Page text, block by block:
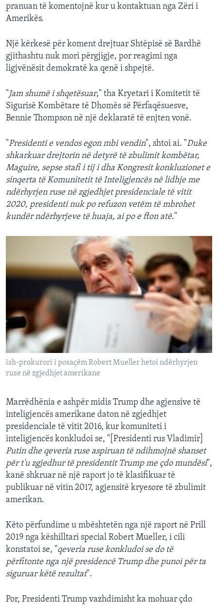
pranuan të komentojnë kur u kontaktuan nga Zëri i
Amerikës.
Një kërkesë për koment drejtuar Shtëpisë së Bardhë
gjithashtu nuk mori përgjigje, por reagimi nga
ligjvënësit demokratë ka qenë i shpejtë.
"Jam shumë i shqetësuar," tha Kryetari i Komitetit të
Sigurisë Kombëtare të Dhomës së Përfaqësuesve,
Bennie Thompson në një deklaratë të enjten vonë.
"Presidenti e vendos egon mbi vendin", shtoi ai. "Duke
shkarkuar drejtorin në detyrë të zbulimit kombëtar,
Maguire, sepse stafi i tij i dha Kongresit konkluzionet e
sinqerta të Komunitetit të Inteligjencës në lidhje me
ndërhyrjen ruse në zgjedhjet presidenciale të vitit
2020, presidenti nuk po refuzon vetëm të mbrohet
kundër ndërhyrjeve të huaja, ai po e fton atë."
ish-prokurori i posaçëm Robert Mueller hetoi ndërhyrjen
ruse në zgjedhjet amerikane
Marrëdhënia e ashpër midis Trump dhe agjensive të
inteligjencës amerikane daton në zgjedhjet
presidenciale të vitit 2016, kur komuniteti i
inteligjencës konkludoi se, "[Presidenti rus Vladimir]
Putin dhe qeveria ruse aspiruan të ndihmojnë shanset
për t'u zgjedhur të presidentit Trump me çdo mundësi",
kanë shkruar në një raport jo të klasifikuar të
publikuar në vitin 2017, agjensitë kryesore të zbulimit
amerikan.
Këto përfundime u mbështetën nga një raport në Prill
2019 nga këshilltari special Robert Mueller, i cili
konstatoi se, "qeveria ruse konkludoi se do të
përfitonte nga një presidencë Trump dhe punoi për ta
siguruar këtë rezultat".
Por, Presidenti Trump vazhdimisht ka mohuar çdo